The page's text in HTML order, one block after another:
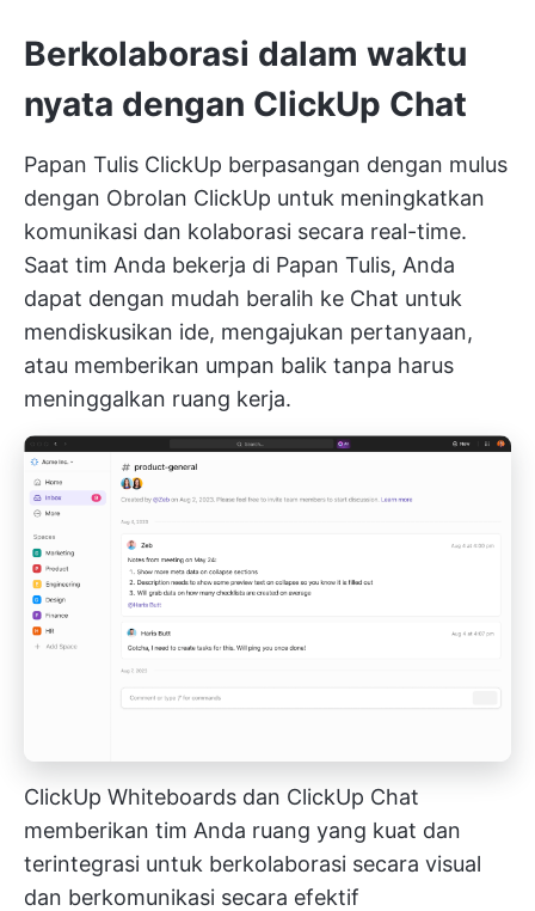
Berkolaborasi dalam waktu
nyata dengan ClickUp Chat
Papan Tulis ClickUp berpasangan dengan mulus
dengan Obrolan ClickUp untuk meningkatkan
komunikasi dan kolaborasi secara real-time.
Saat tim Anda bekerja di Papan Tulis, Anda
dapat dengan mudah beralih ke Chat untuk
mendiskusikan ide, mengajukan pertanyaan,
atau memberikan umpan balik tanpa harus
meninggalkan ruang kerja.
ClickUp Whiteboards dan ClickUp Chat
memberikan tim Anda ruang yang kuat dan
terintegrasi untuk berkolaborasi secara visual
dan berkomunikasi secara efektif